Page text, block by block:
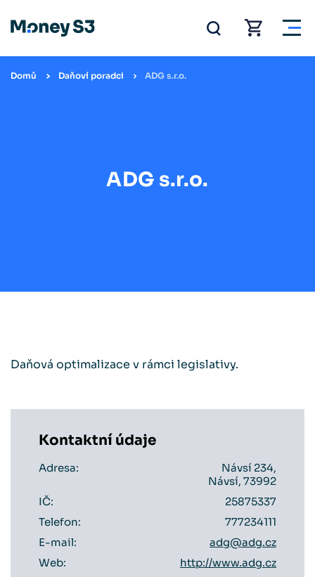
Domů Daňoví poradci ADG s.r.o.
ADG s.r.o.
Daňová optimalizace v rámci legislativy.
Kontaktní údaje
Adresa:
Návsí 234,
Návsí, 73992
IČ:
25875337
Telefon:
777234111
E-mail:
adg@adg.cz
Web:
http://www.adg.cz